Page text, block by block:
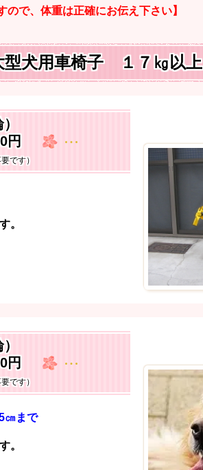
ので、体重は正確にお伝え下さい】
型犬用車椅子 １７㎏以上
円
です）
。
円
です）
㎝まで
。